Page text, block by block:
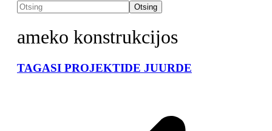
Otsing
ameko konstrukcijos
TAGASI PROJEKTIDE JUURDE